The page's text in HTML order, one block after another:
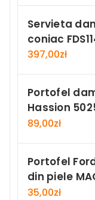
Servieta
coniac
397,00zł
Portofel
Hassion
89,00zł
Portofel
din piele
35,00zł